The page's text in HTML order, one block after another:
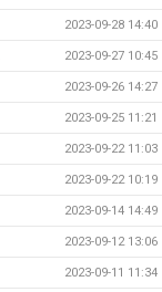
2023-09-28 14:40
2023-09-27 10:45
2023-09-26 14:27
2023-09-25 11:21
2023-09-22 11:03
2023-09-22 10:19
2023-09-14 14:49
2023-09-12 13:06
2023-09-11 11:34